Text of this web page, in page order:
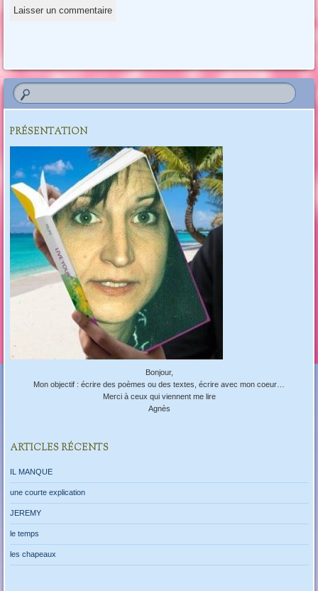
PRÉSENTATION
Bonjour,
Mon objectif : écrire des poèmes ou des textes, écrire avec mon coeur…
Merci à ceux qui viennent me lire
Agnès
ARTICLES RÉCENTS
IL MANQUE
une courte explication
JEREMY
le temps
les chapeaux